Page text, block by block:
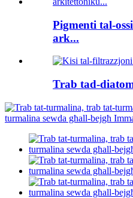
Pigmenti tal-
ark...
Trab tad-